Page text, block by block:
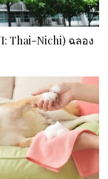
Thai-Nichi) ฉลอง